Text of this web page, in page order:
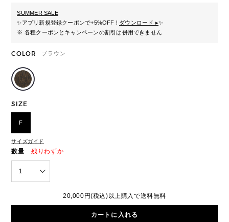
SUMMER SALE
✨アプリ新規登録クーポンで+5%OFF ! ダウンロード ▸✨
※ 各種クーポンとキャンペーンの割引は併用できません
COLOR ブラウン
SIZE
F
サイズガイド
数量 残りわずか
1
20,000円(税込)以上購入で送料無料
カートに入れる